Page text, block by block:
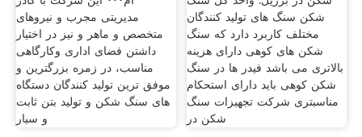
مدیریتی مجرب و نیروهای
متخصص و ماهر و نیز در اختیار
داشتن فضای اداری وکارگاهی
مناسب، در زمره بزرگترین و
موفق ترین تولید کنندگان دستگاه
های سنگ شکن و تولید بتن ثابت
و سیار
شکن سنگ های تولید کنندگان
مختلف کاربرد دارد که سنگ
شکن های کوهی دارای هزینه
بالاتری می باشد فیدر ها در سنگ
شکن کوهی باید دارای استحکام
مناسبتری شرکت تجهیزات سنگ
شکن در